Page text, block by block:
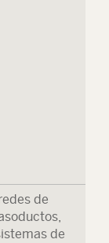
de
de